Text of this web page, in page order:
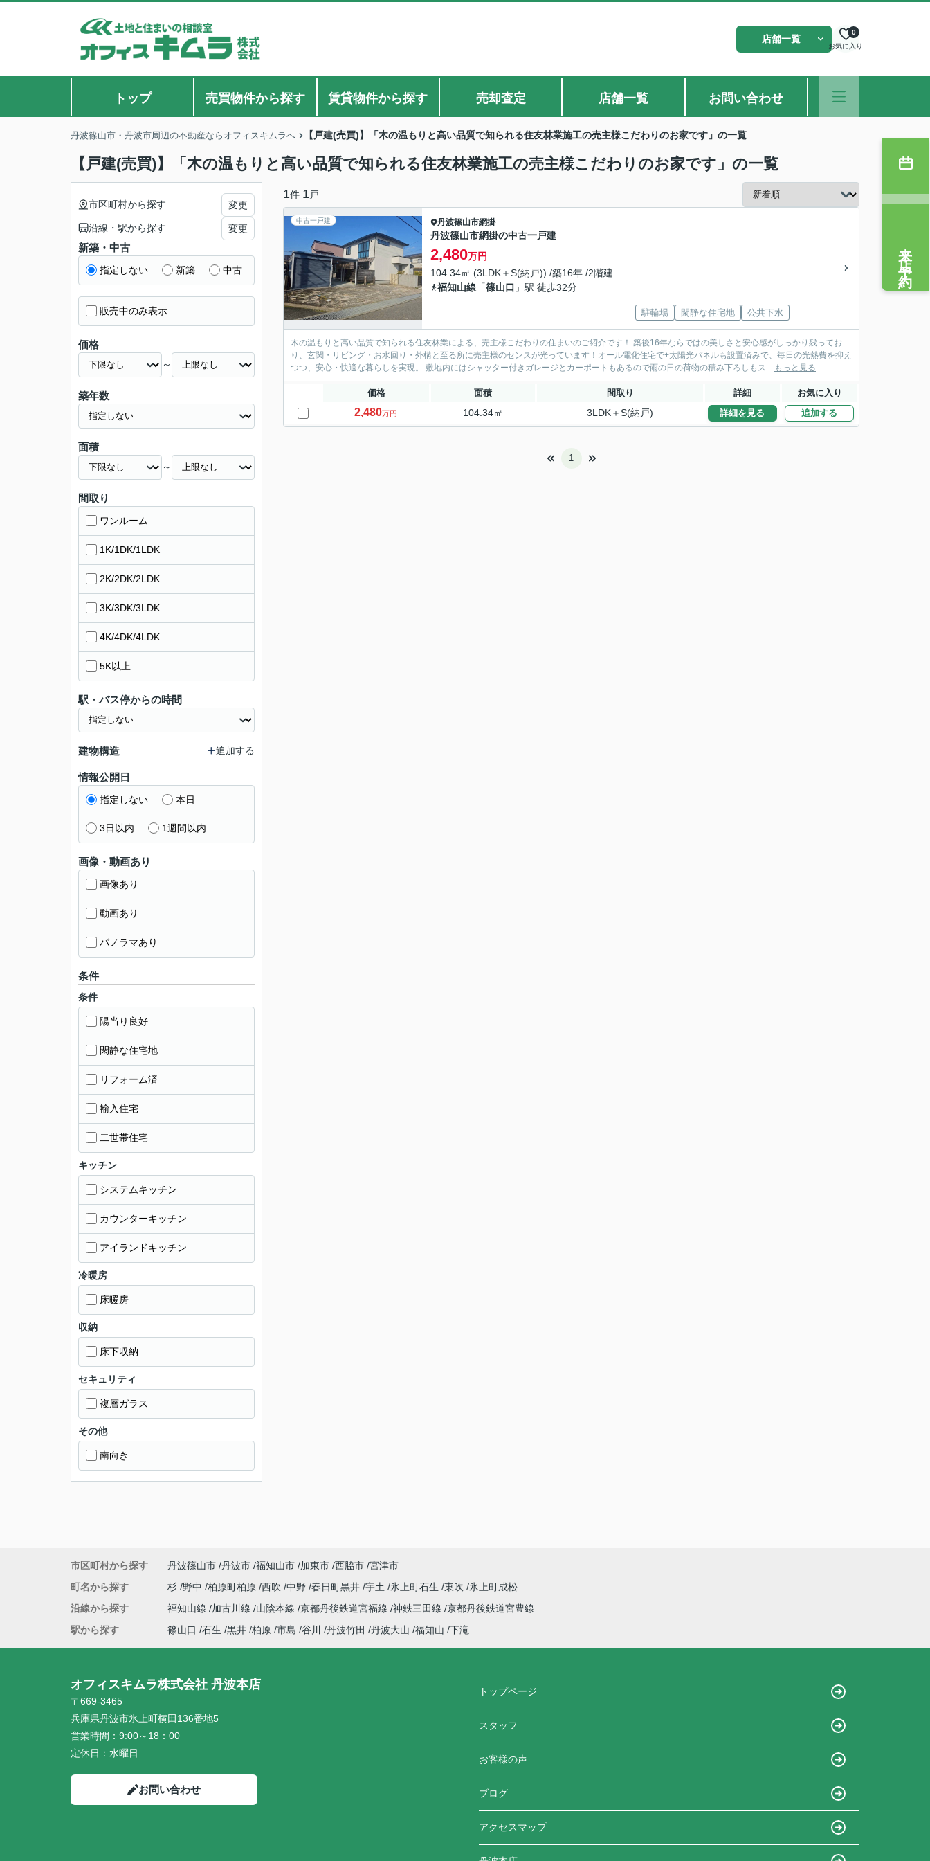
店舗一覧
お気に入り
0
トップ 売買物件から探す 賃貸物件から探す 売却査定 店舗一覧 お問い合わせ
丹波篠山市・丹波市周辺の不動産ならオフィスキムラへ 【戸建(売買)】「木の温もりと高い品質で知られる住友林業施工の売主様こだわりのお家です」の一覧
【戸建(売買)】「木の温もりと高い品質で知られる住友林業施工の売主様こだわりのお家です」の一覧
1件 1戸
中古一戸建 丹波篠山市網掛
丹波篠山市網掛の中古一戸建
2,480万円
104.34㎡ (3LDK＋S(納戸)) /築16年 /2階建
福知山線 「篠山口 」駅 徒歩32分
駐輪場 閑静な住宅地 公共下水
木の温もりと高い品質で知られる住友林業による、売主様こだわりの住まいのご紹介です！ 築後16年ならではの美しさと安心感がしっかり残ってお
り、玄関・リビング・お水回り・外構と至る所に売主様のセンスが光っています！オール電化住宅で+太陽光パネルも設置済みで、毎日の光熱費を抑え
つつ、安心・快適な暮らしを実現。 敷地内にはシャッター付きガレージとカーポートもあるので雨の日の荷物の積み下ろしもス... もっと見る
価格 面積 間取り 詳細 お気に入り
2,480万円 104.34㎡ 3LDK＋S(納戸) 詳細を見る 追加する
1
市区町村から探す 変更
沿線・駅から探す 変更
新築・中古
指定しない 新築 中古
販売中のみ表示
価格
～
築年数
面積
～
間取り
ワンルーム
1K/1DK/1LDK
2K/2DK/2LDK
3K/3DK/3LDK
4K/4DK/4LDK
5K以上
駅・バス停からの時間
建物構造 追加する
情報公開日
指定しない 本日
3日以内 1週間以内
画像・動画あり
画像あり
動画あり
パノラマあり
条件
条件
陽当り良好
閑静な住宅地
リフォーム済
輸入住宅
二世帯住宅
キッチン
システムキッチン
カウンターキッチン
アイランドキッチン
冷暖房
床暖房
収納
床下収納
セキュリティ
複層ガラス
その他
南向き
来店予約
市区町村から探す 丹波篠山市 丹波市 福知山市 加東市 西脇市 宮津市
町名から探す
杉 野中 柏原町柏原 西吹 中野 春日町黒井 宇土 氷上町石生 東吹
氷上町成松
沿線から探す
福知山線 加古川線 山陰本線 京都丹後鉄道宮福線 神鉄三田線 京都丹後鉄道宮豊線
駅から探す
篠山口 石生 黒井 柏原 市島 谷川 丹波竹田 丹波大山 福知山 下滝
オフィスキムラ株式会社 丹波本店
〒669-3465
兵庫県丹波市氷上町横田136番地5
営業時間： 9:00～18：00
定休日： 水曜日
お問い合わせ
トップページ
スタッフ
お客様の声
ブログ
アクセスマップ